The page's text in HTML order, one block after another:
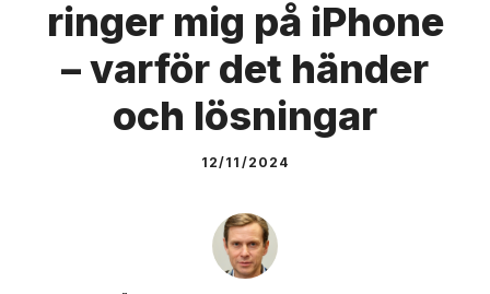
ringer mig på iPhone
– varför det händer
och lösningar
12/11/2024